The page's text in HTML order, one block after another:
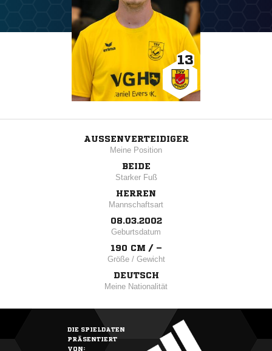
13
AUSSENVERTEIDIGER
Meine Position
BEIDE
Starker Fuß
HERREN
Mannschaftsart
08.03.2002
Geburtsdatum
190 CM / –
Größe / Gewicht
DEUTSCH
Meine Nationalität
DIE SPIELDATEN
PRÄSENTIERT
VON: